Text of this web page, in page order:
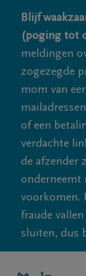
Blijf
(poging tot
meldingen
zogezegde
mom van
of een
verdachte
de afzender
onderneemt
voorkomen.
fraude
sluiten, dus